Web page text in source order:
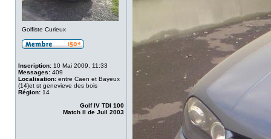
Golfiste Curieux
Inscription: 10 Mai 2009, 11:33
Messages: 409
Localisation: entre Caen et Bayeux
(14)et st genevieve des bois
Région: 14
Golf IV TDI 100
Match II de Juil 2003